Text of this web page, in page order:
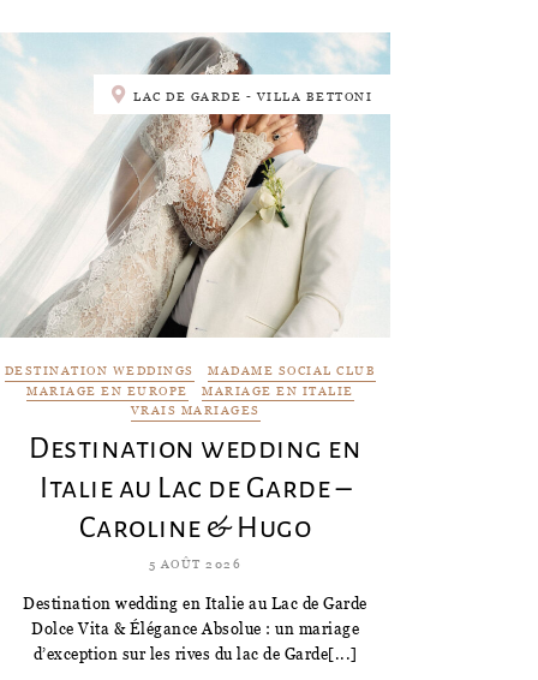
LAC DE GARDE - VILLA BETTONI
DESTINATION WEDDINGS
MADAME SOCIAL CLUB
MARIAGE EN EUROPE
MARIAGE EN ITALIE
VRAIS MARIAGES
Destination wedding en
Italie au Lac de Garde –
Caroline & Hugo
5 AOÛT 2026
Destination wedding en Italie au Lac de Garde
Dolce Vita & Élégance Absolue : un mariage
d’exception sur les rives du lac de Garde[...]